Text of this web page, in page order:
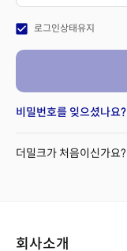
check_box 로그인상태유지
비밀번호를 잊으셨나요?
더밀크가 처음이신가요?
회사소개